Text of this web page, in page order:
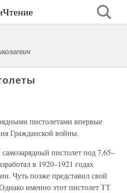
пистолетами впервые
Гражданской войны.
пистолет под 7,65–
в 1920–1921 годах
Чуть позже представил свой
именно этот пистолет ТТ